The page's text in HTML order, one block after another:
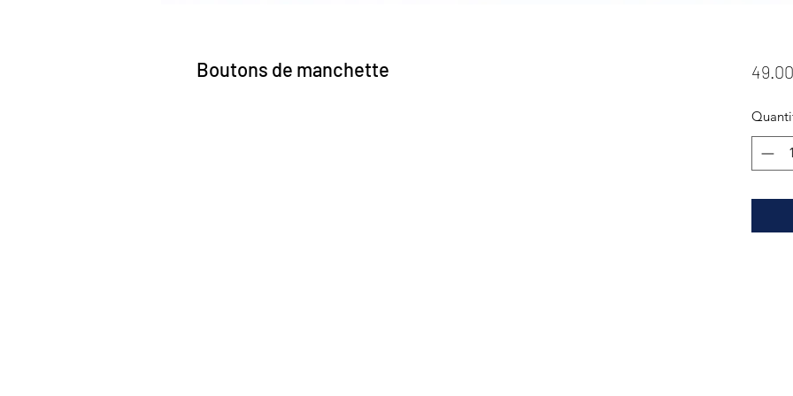
Boutons de manchette